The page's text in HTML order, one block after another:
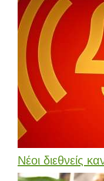
Νέοι διεθνείς